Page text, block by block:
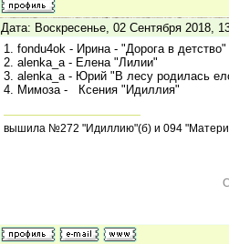
Дата: Воскресенье, 02 Сентября 2018,
1. fondu4ok - Ирина - "Дорога в детство"
2. alenka_a - Елена "Лилии"
3. alenka_a - Юрий "В лесу родилась
4. Мимоза - Ксения "Идиллия"
вышила №272 "Идиллию"(б) и 094